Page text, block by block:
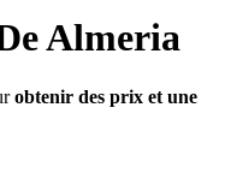
Almeria
obtenir des prix et une